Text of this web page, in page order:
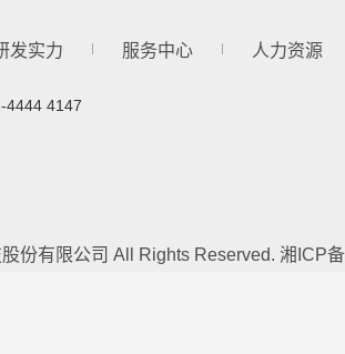
发实力 服务中心 人力资源
4444 4147
份有限公司 All Rights Reserved. 湘ICP